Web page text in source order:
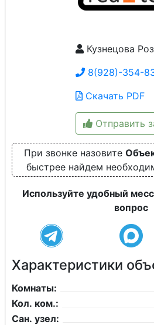
Кузнецова
8(928)-354-
Скачать PDF
Отправить
При звонке назовите
быстрее найдем
Используйте удобный
вопрос
Характеристики
Комнаты:
Кол. ком.:
Сан. узел: